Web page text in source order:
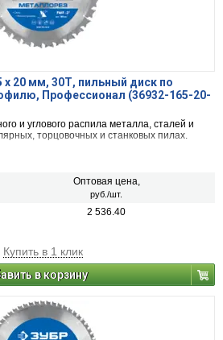
20 мм, 30Т, пильный диск по
Профессионал (36932-165-20-
и углового распила металла, сталей и
торцовочных и станковых пилах.
Оптовая цена,
руб./шт.
2 536.40
Купить в 1 клик
в корзину